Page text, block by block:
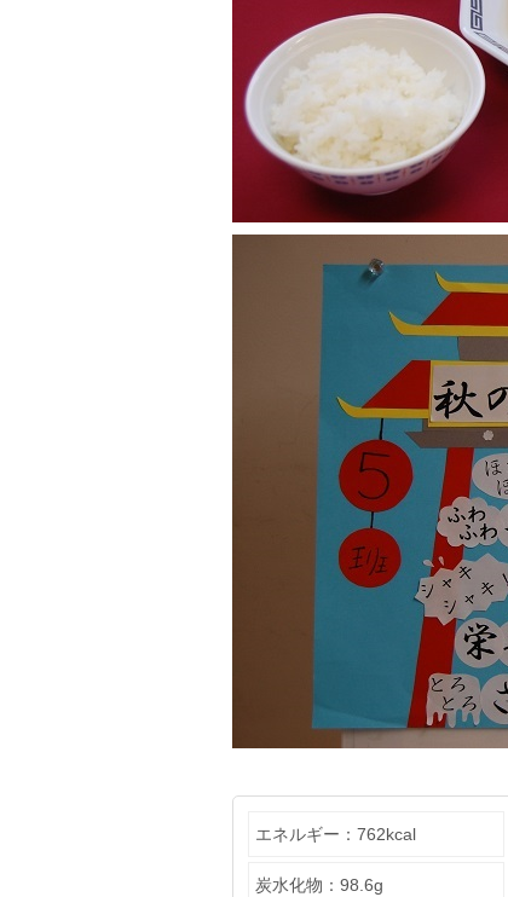
エネルギー：762kcal
炭水化物：98.6g